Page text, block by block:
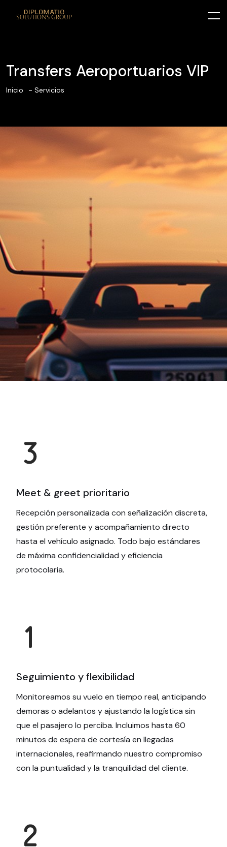
Transfers Aeroportuarios VIP
Inicio Servicios
Meet & greet prioritario
Recepción personalizada con señalización discreta,
gestión preferente y acompañamiento directo
hasta el vehículo asignado. Todo bajo estándares
de máxima confidencialidad y eficiencia
protocolaria.
Seguimiento y flexibilidad
Monitoreamos su vuelo en tiempo real, anticipando
demoras o adelantos y ajustando la logística sin
que el pasajero lo perciba. Incluimos hasta 60
minutos de espera de cortesía en llegadas
internacionales, reafirmando nuestro compromiso
con la puntualidad y la tranquilidad del cliente.